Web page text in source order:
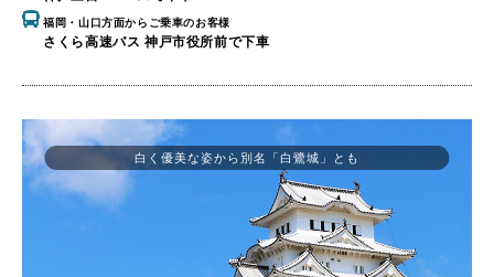
福岡・山口方面からご乗車のお客様
さくら高速バス 神戸市役所前で下車
白く優美な姿から別名「白鷺城」とも